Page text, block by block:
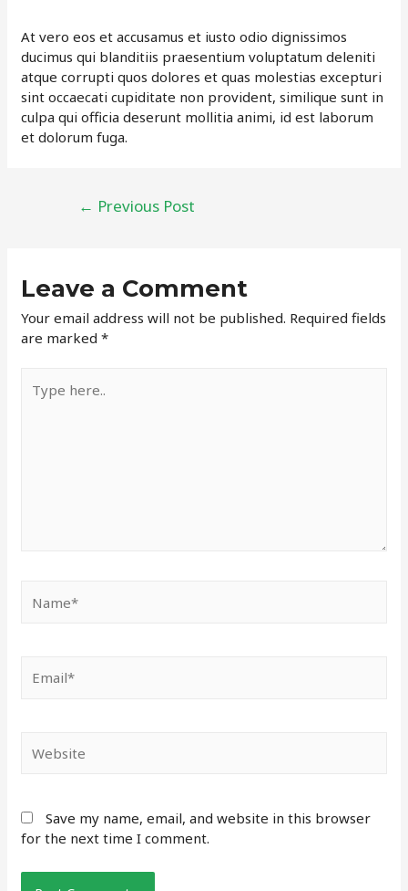
At vero eos et accusamus et iusto odio dignissimos
ducimus qui blanditiis praesentium voluptatum deleniti
atque corrupti quos dolores et quas molestias excepturi
sint occaecati cupiditate non provident, similique sunt in
culpa qui officia deserunt mollitia animi, id est laborum
et dolorum fuga.
Post
← Previous Post
Leave a Comment
Your email address will not be published. Required fields
are marked*
here..
Save my name, email, and website in this browser
for the next time I comment.